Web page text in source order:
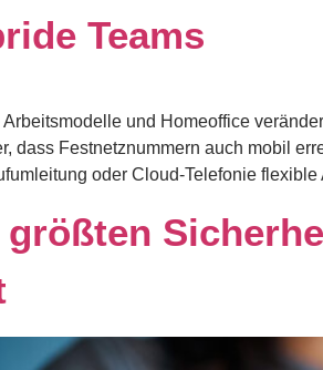
Teams
Arbeitsmodelle und Homeoffice
dass Festnetznummern auch mobil
oder Cloud-Telefonie
größten